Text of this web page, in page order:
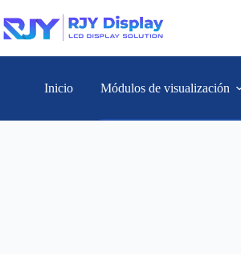
Inicio Módulos de visualización